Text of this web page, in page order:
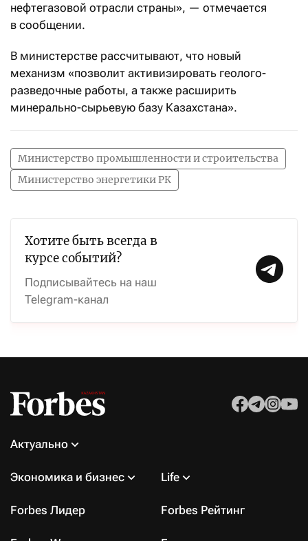
нефтегазовой отрасли страны», — отмечается
в сообщении.
В министерстве рассчитывают, что новый
механизм «позволит активизировать геолого-
разведочные работы, а также расширить
минерально-сырьевую базу Казахстана».
Министерство промышленности и строительства
Министерство энергетики РК
Хотите быть всегда в
курсе событий?
Подписывайтесь на наш
Telegram-канал
Актуально
Экономика и бизнес Life
Forbes Лидер Forbes Рейтинг